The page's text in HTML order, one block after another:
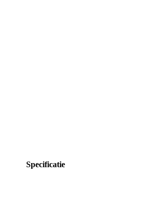
Specificatie